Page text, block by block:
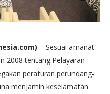
– Sesuai amanat
2008 tentang Pelayaran
peraturan perundang-
menjamin keselamatan